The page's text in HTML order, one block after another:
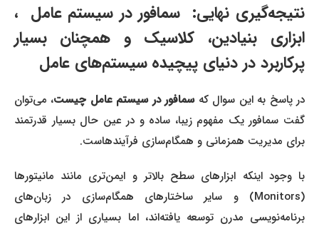
نتیجه‌گیری نهایی: سمافور در سیستم عامل ،
ابزاری بنیادین، کلاسیک و همچنان بسیار
پرکاربرد در دنیای پیچیده سیستم‌های عامل
در پاسخ به این سوال که سمافور در سیستم عامل چیست، می‌توان
گفت سمافور یک مفهوم زیبا، ساده و در عین حال بسیار قدرتمند
برای مدیریت همزمانی و همگام‌سازی فرآیندهاست.
با وجود اینکه ابزارهای سطح بالاتر و ایمن‌تری مانند مانیتورها
(Monitors) و سایر ساختارهای همگام‌سازی در زبان‌های
برنامه‌نویسی مدرن توسعه یافته‌اند، اما بسیاری از این ابزارهای